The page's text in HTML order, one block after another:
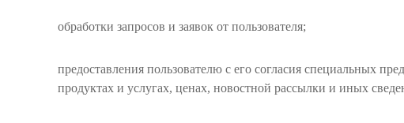
обработки запросов и заявок от пользователя;
предоставления пользователю с его согласия специальных
продуктах и услугах, ценах, новостной рассылки и иных